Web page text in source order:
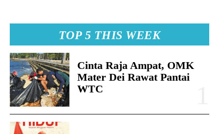
TOP 5 THIS WEEK
Cinta Raja Ampat, OMK
Mater Dei Rawat Pantai
WTC